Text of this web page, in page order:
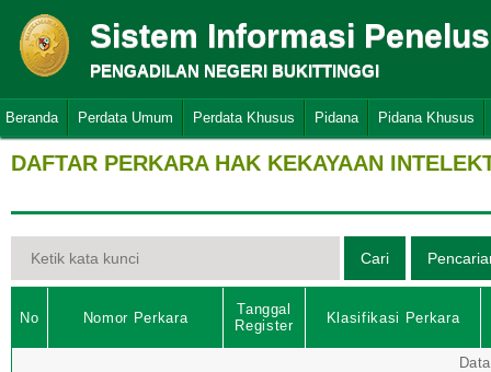
Sistem Informasi
PENGADILAN NEGERI BUKITTINGGI
Beranda Perdata Umum Perdata Khusus Pidana Pidana Khusus
DAFTAR PERKARA HAK KEKAYAAN
No Nomor Perkara
Tanggal
Register
Klasifikasi Perkara